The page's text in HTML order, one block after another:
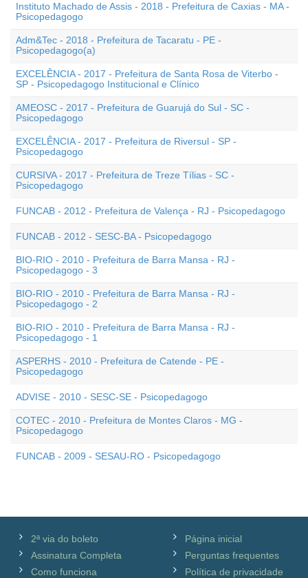
Instituto Machado de Assis - 2018 - Prefeitura de Caxias - MA -
Psicopedagogo
Adm&Tec - 2018 - Prefeitura de Tacaratu - PE -
Psicopedagogo(a)
EXCELÊNCIA - 2017 - Prefeitura de Santa Rosa de Viterbo -
SP - Psicopedagogo Institucional e Clínico
AMEOSC - 2017 - Prefeitura de Guarujá do Sul - SC -
Psicopedagogo
EXCELÊNCIA - 2017 - Prefeitura de Riversul - SP -
Psicopedagogo
CURSIVA - 2017 - Prefeitura de Treze Tílias - SC -
Psicopedagogo
FUNCAB - 2012 - Prefeitura de Valença - RJ - Psicopedagogo
FUNCAB - 2012 - SESC-BA - Psicopedagogo
BIO-RIO - 2010 - Prefeitura de Barra Mansa - RJ -
Psicopedagogo - 3
BIO-RIO - 2010 - Prefeitura de Barra Mansa - RJ -
Psicopedagogo - 2
BIO-RIO - 2010 - Prefeitura de Barra Mansa - RJ -
Psicopedagogo - 1
ASPERHS - 2010 - Prefeitura de Catende - PE -
Psicopedagogo
ADVISE - 2010 - SESC-SE - Psicopedagogo
COTEC - 2010 - Prefeitura de Montes Claros - MG -
Psicopedagogo
FUNCAB - 2009 - SESAU-RO - Psicopedagogo
2ª via do boleto
Assinatura Completa
Como funciona
Página inicial
Perguntas frequentes
Política de privacidade